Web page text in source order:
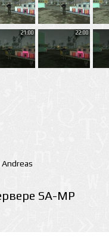
21:00 22:00
Andreas
SA-MP